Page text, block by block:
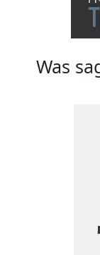
Was